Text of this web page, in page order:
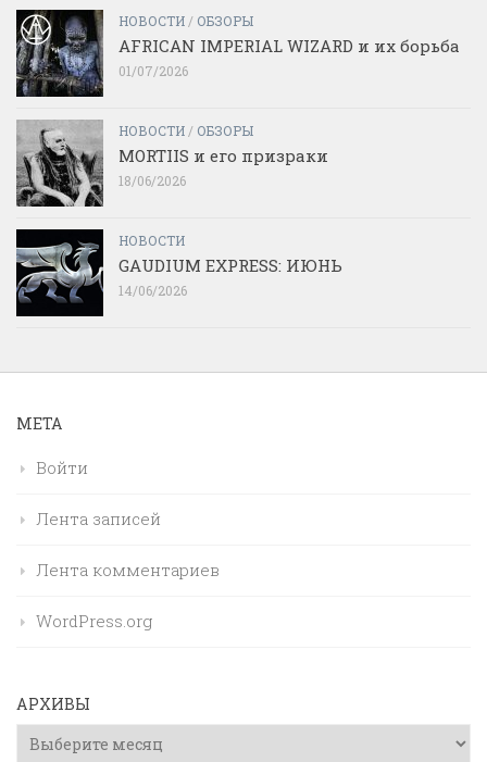
НОВОСТИ / ОБЗОРЫ
AFRICAN IMPERIAL WIZARD и их борьба
01/07/2026
НОВОСТИ / ОБЗОРЫ
MORTIIS и его призраки
18/06/2026
НОВОСТИ
GAUDIUM EXPRESS: ИЮНЬ
14/06/2026
МЕТА
Войти
Лента записей
Лента комментариев
WordPress.org
АРХИВЫ
Архивы